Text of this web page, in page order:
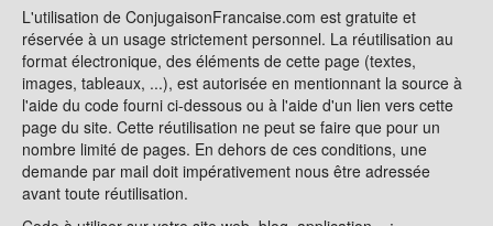
L'utilisation de ConjugaisonFrancaise.com est gratuite et
réservée à un usage strictement personnel. La réutilisation au
format électronique, des éléments de cette page (textes,
images, tableaux, ...), est autorisée en mentionnant la source à
l'aide du code fourni ci-dessous ou à l'aide d'un lien vers cette
page du site. Cette réutilisation ne peut se faire que pour un
nombre limité de pages. En dehors de ces conditions, une
demande par mail doit impérativement nous être adressée
avant toute réutilisation.